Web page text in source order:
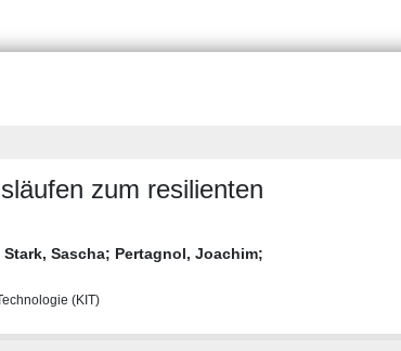
zum resilienten
Stark, Sascha; Pertagnol, Joachim;
(KIT)